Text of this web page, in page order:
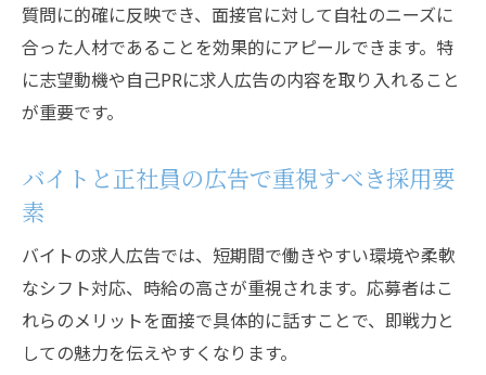
質問に的確に反映でき、面接官に対して自社のニーズに
合った人材であることを効果的にアピールできます。特
に志望動機や自己PRに求人広告の内容を取り入れること
が重要です。
バイトと正社員の広告で重視すべき採用要
素
バイトの求人広告では、短期間で働きやすい環境や柔軟
なシフト対応、時給の高さが重視されます。応募者はこ
れらのメリットを面接で具体的に話すことで、即戦力と
しての魅力を伝えやすくなります。